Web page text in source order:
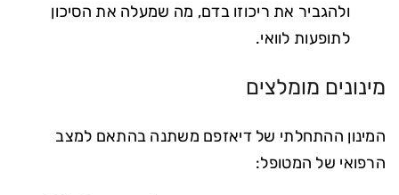
ולהגביר את ריכוזו בדם, מה שמעלה את הסיכון
לתופעות לוואי.
מינונים מומלצים
המינון ההתחלתי של דיאזפם משתנה בהתאם למצב
הרפואי של המטופל: